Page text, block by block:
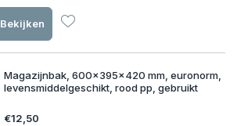
Bekijken
Magazijnbak, 600x395x420 mm, euronorm,
levensmiddelgeschikt, rood pp, gebruikt
€12,50